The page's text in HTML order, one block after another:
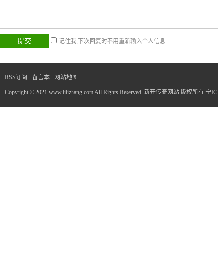
记住我,下次回复时不用重新输入个人信息
RSS订阅 - 留言本 - 网站地图
Copyright © 2021 www.lilizhang.com All Rights Reserved. 新开传奇网站 版权所有 宁